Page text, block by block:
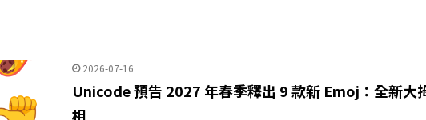
2026-07-16
Unicode 預告 2027 年春季釋出 9 款新 Emoj：全新大
相